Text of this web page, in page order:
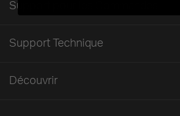
Support pour les Commandes
Support Technique
Découvrir